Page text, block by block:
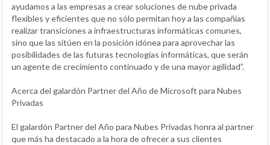
ayudamos a las empresas a crear soluciones de nube privada
flexibles y eficientes que no sólo permitan hoy a las compañías
realizar transiciones a infraestructuras informáticas comunes,
sino que las sitúen en la posición idónea para aprovechar las
posibilidades de las futuras tecnologías informáticas, que serán
un agente de crecimiento continuado y de una mayor agilidad”.
Acerca del galardón Partner del Año de Microsoft para Nubes
Privadas
El galardón Partner del Año para Nubes Privadas honra al partner
que más ha destacado a la hora de ofrecer a sus clientes